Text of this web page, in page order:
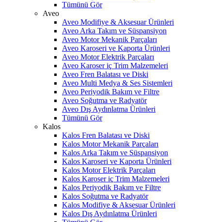
Tümünü Gör
Aveo
Aveo Modifiye & Aksesuar Ürünleri
Aveo Arka Takım ve Süspansiyon
Aveo Motor Mekanik Parçaları
Aveo Karoseri ve Kaporta Ürünleri
Aveo Motor Elektrik Parçaları
Aveo Karoser iç Trim Malzemeleri
Aveo Fren Balatası ve Diski
Aveo Multi Medya & Ses Sistemleri
Aveo Periyodik Bakım ve Filtre
Aveo Soğutma ve Radyatör
Aveo Dış Aydınlatma Ürünleri
Tümünü Gör
Kalos
Kalos Fren Balatası ve Diski
Kalos Motor Mekanik Parçaları
Kalos Arka Takım ve Süspansiyon
Kalos Karoseri ve Kaporta Ürünleri
Kalos Motor Elektrik Parçaları
Kalos Karoser iç Trim Malzemeleri
Kalos Periyodik Bakım ve Filtre
Kalos Soğutma ve Radyatör
Kalos Modifiye & Aksesuar Ürünleri
Kalos Dış Aydınlatma Ürünleri